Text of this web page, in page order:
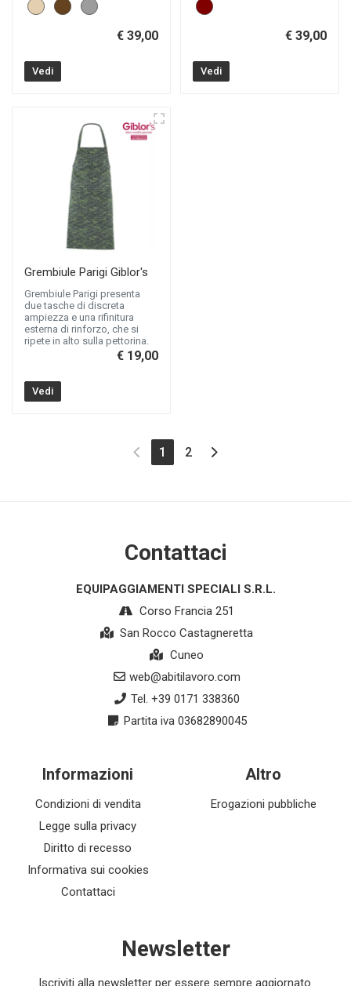
€ 39,00
Vedi
€ 39,00
Vedi
Grembiule Parigi Giblor's
Grembiule Parigi presenta
due tasche di discreta
ampiezza e una rifinitura
esterna di rinforzo, che si
ripete in alto sulla pettorina.
€ 19,00
Vedi
1 (current)
2
Contattaci
EQUIPAGGIAMENTI SPECIALI S.R.L.
Corso Francia 251
San Rocco Castagneretta
Cuneo
web@abitilavoro.com
Tel. +39 0171 338360
Partita iva 03682890045
Informazioni
Condizioni di vendita
Legge sulla privacy
Diritto di recesso
Informativa sui cookies
Contattaci
Altro
Erogazioni pubbliche
Newsletter
Iscriviti alla newsletter per essere sempre aggiornato.